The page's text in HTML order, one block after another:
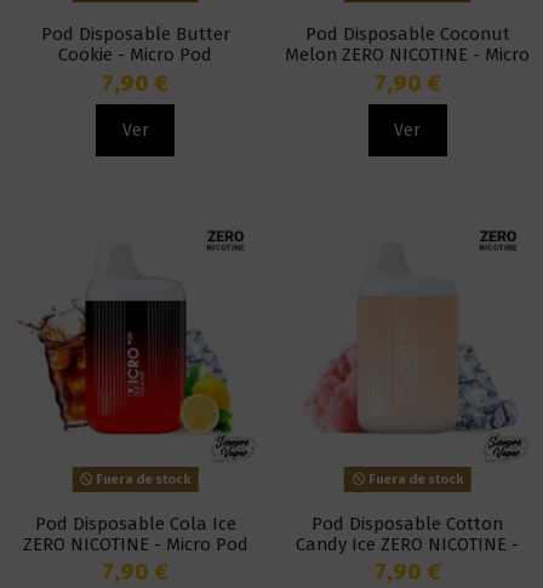
Pod Disposable Butter
Cookie - Micro Pod
7,90 €
Ver
Pod Disposable Coconut
Melon ZERO NICOTINE - Micro
Pod
7,90 €
Ver
Fuera de stock
Pod Disposable Cola Ice
ZERO NICOTINE - Micro Pod
7,90 €
Fuera de stock
Pod Disposable Cotton
Candy Ice ZERO NICOTINE -
Micro Pod
7,90 €